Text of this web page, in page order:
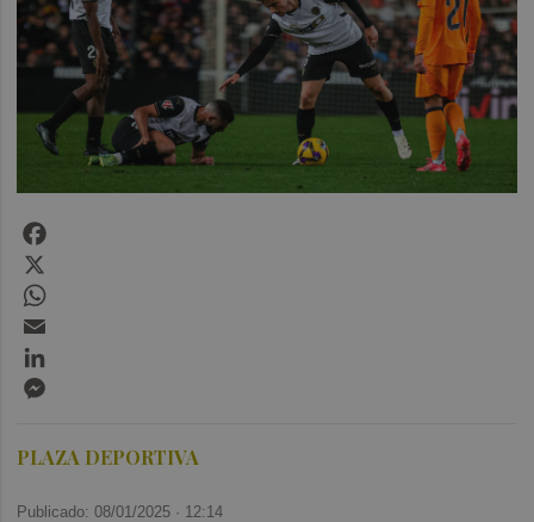
PLAZA DEPORTIVA
Publicado: 08/01/2025 · 12:14